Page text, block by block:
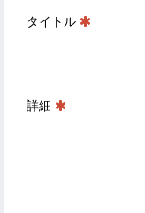
タイトル
詳細